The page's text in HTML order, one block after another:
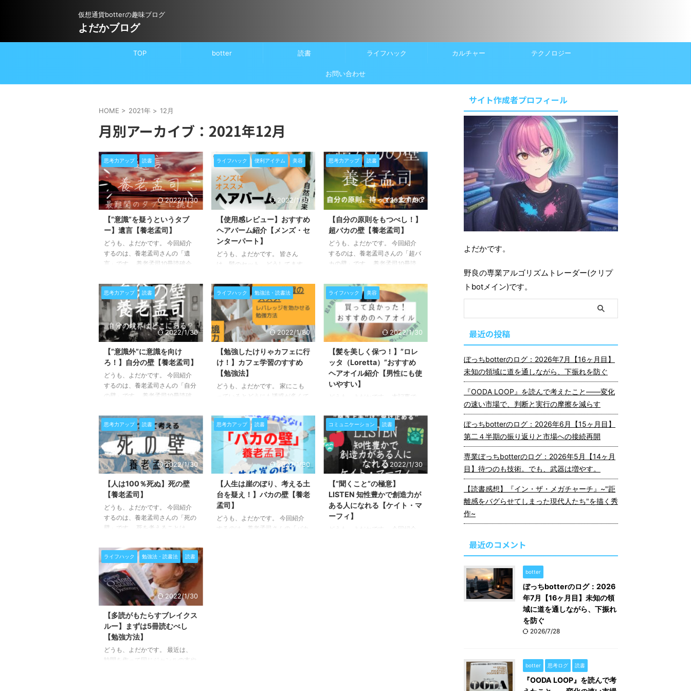
仮想通貨botterの趣味ブログ
よだかブログ
TOP botter 読書 ライフハック カルチャー テクノロジー
お問い合わせ
HOME > 2021年 > 12月
月別アーカイブ：2021年12月
思考力アップ 読書
2022/1/30
【”意識”を疑うというタブ
ー】遺言【養老孟司】
どうも、よだかです。 今回紹介
するのは、養老孟司さんの「遺
言」です。 養老孟司10冊読破企
本です。 本書の冒頭から「気に
入らなければ墨を塗れ」とのお言
葉。 めっちゃパンチが効いてま
すね！ 本当に墨を塗って良いの
か、塗れるもんなら塗ってみろと
いう挑戦なのか。 解釈を読者に
委ねるという姿勢をこれほどまで
にすっきり現した表現には初めて
出会いました。 正直これまでで
一番難解な内容でした。（再読し
たい！） ひとまず、勢いに任せ
て内容と感想をまとめていきま
ライフハック 便利アイテム 美容
2022/1/30
【使用感レビュー】おすすめ
ヘアバーム紹介【メンズ・セ
ンターパート】
どうも、よだかです。 皆さん
は、髪のセット、どうしてます
ーム。 ヘアスタイリング剤の一
種ですね。 私は、最近は髪を伸
ばすようになって、もっぱらヘア
バーム一択です。 センターパー
トで自然な毛流れが欲しいとき
に、よく使っています。 バーム
を使うと、ふんわりさせつつもほ
ろほろと髪が崩れてくるようなナ
チュラルな仕上がりになります。
美容師の方に相談しながら色々と
試した中で、自分に合っているな
いです。 参考：Amazonのリ ...
思考力アップ 読書
2022/1/30
【自分の原則をもつべし！】
超バカの壁【養老孟司】
どうも、よだかです。 今回紹介
するのは、養老孟司さんの「超バ
カの壁」です。 養老孟司10冊読
です。 仕事と世の中への向き合
い方のヒントをたくさん考えさせ
てくれる内容でした。 一貫して
いるのは「自分の原則」をもつこ
と。 これまでの3冊と比べると、
使う言葉が優しい印象を受けま
す。 それでは早速内容と感想を
まとめていきます。
思考力アップ 読書
2022/1/30
【”意識外”に意識を向け
ろ！】自分の壁【養老孟司】
どうも、よだかです。 今回紹介
するのは、養老孟司さんの「自分
の壁」です。 養老孟司10冊読破
となっている思考を疑う」 この
スタンスが一貫して書かれていま
す。 自分の意識というものがど
れくらい信用できるのものなのか
を考えさせてくれる本書。 読ん
でみると面白いほどに思考が回り
ます。 頭の中身を引っ掻き回し
てくれる素晴らしい1冊でした！
内容と考えたことをまとめていき
ます。
ライフハック 勉強法・読書法
2022/1/30
【勉強したけりゃカフェに行
け！】カフェ学習のすすめ
【勉強法】
どうも、よだかです。 家にこも
っているとどうにも誘惑が多くて
ち、、、。 あなたもそんなこ
と、ありませんか？ そんな時
は、近くのカフェや喫茶店に行き
ましょう。 単純ですが、ものす
ごく勉強効率が上がりますよ！
今回は、私が実際にカフェで勉強
してみて良かったことをまとめて
いきます。
ライフハック 美容
2022/1/30
【髪を美しく保つ！】”ロレ
ッタ（Loretta）”おすすめ
ヘアオイル紹介【男性にも使
いやすい】
どうも、よだかです。 本記事で
は髪をそこそこ伸ばしているにも
関わらず、性格がズボラなので丁
寧なお手入れは面倒臭いんですよ
ね、、、。しかも、緩いくせ毛な
ので、ワックス、ジェル、ヘアバ
ームだけでは整えるのも難しく
て、出かける度に憂鬱な日々。
一番面倒くさかったのが、毎朝寝
癖を直して、ドライヤーで髪を乾
かすこと！ 「髪を伸ばしている
んだから、それくらいは我慢せー
思考力アップ 読書
2022/1/30
【人は100％死ぬ】死の壁
【養老孟司】
どうも、よだかです。 今回紹介
するのは、養老孟司さんの「死の
壁」です。 死を考えることは、
とを改めて教えてもらえた本で
す。 人生のあらゆることは取り
返しがつかない。 だからこそ、
今日を大切に生きよう！というこ
とを感じさせてくれます。 解剖
医としての人生を歩んでこられた
筆者の人生観がぎゅっと詰まって
います。 2004年に出版された本
ですが、これもまた現代に通ずる
本質的な考え方が学べる内容。
「養老孟司先生10冊読破企画」の
2冊目。 「死」という普段はほと
思考力アップ 読書
2022/1/30
【人生は崖のぼり、考える土
台を疑え！】バカの壁【養老
孟司】
どうも、よだかです。 今回紹介
するのは、養老孟司さんの「バカ
コミュニケーション 読書
2022/1/30
【”聞くこと”の極意】
LISTEN 知性豊かで創造力が
ある人になれる【ケイト・マ
ーフィ】
どうも、よだかです。 今回紹介
ライフハック 勉強法・読書法 読書
2022/1/30
【多読がもたらすブレイクス
ルー】まずは5冊読むべし
【勉強方法】
どうも、よだかです。 最近は、
時間を作って同じジャンルの本や
サイト作成者プロフィール
よだかです。
野良の専業アルゴリズムトレーダー(クリプ
トbotメイン)です。
最近の投稿
ぼっちbotterのログ：2026年7月【16ヶ月目】
未知の領域に道を通しながら、下振れを防ぐ
『OODA LOOP』を読んで考えたこと――変化
の速い市場で、判断と実行の摩擦を減らす
ぼっちbotterのログ：2026年6月【15ヶ月目】
第二４半期の振り返りと市場への接続再開
専業ぼっちbotterのログ：2026年5月【14ヶ月
目】待つのも技術。でも、武器は増やす。
【読書感想】『イン・ザ・メガチャーチ』~"距
離感をバグらせてしまった現代人たち"を描く秀
作~
最近のコメント
botter
ぼっちbotterのログ：2026
年7月【16ヶ月目】未知の領
域に道を通しながら、下振れ
を防ぐ
2026/7/28
botter 思考ログ 読書
『OODA LOOP』を読んで考